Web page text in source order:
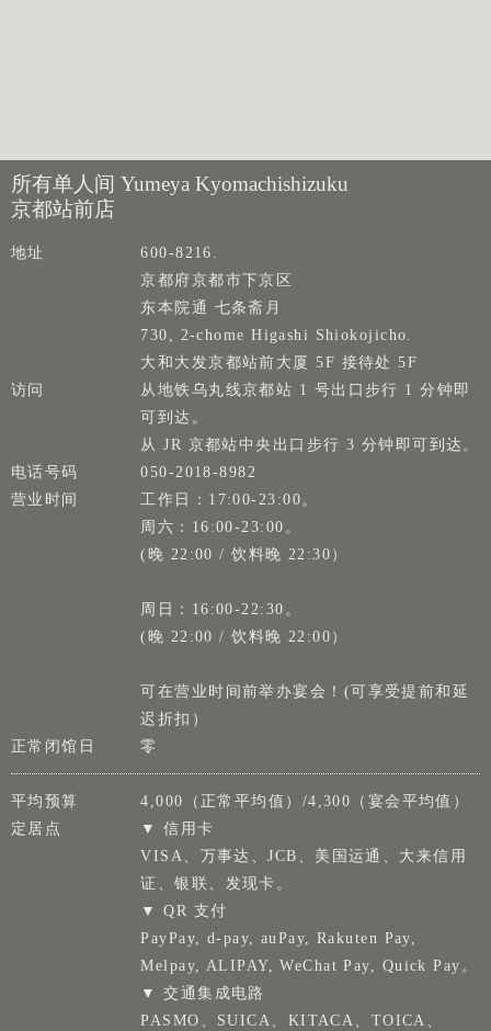
所有单人间 Yumeya Kyomachishizuku
京都站前店
地址
600-8216.
京都府京都市下京区
东本院通 七条斋月
730, 2-chome Higashi Shiokojicho.
大和大发京都站前大厦 5F 接待处 5F
访问
从地铁乌丸线京都站 1 号出口步行 1 分钟即
可到达。
从 JR 京都站中央出口步行 3 分钟即可到达。
电话号码
050-2018-8982
营业时间
工作日：17:00-23:00。
周六：16:00-23:00。
(晚 22:00 / 饮料晚 22:30）
周日：16:00-22:30。
(晚 22:00 / 饮料晚 22:00）
可在营业时间前举办宴会！(可享受提前和延
迟折扣）
正常闭馆日
零
平均预算
4,000（正常平均值）/4,300（宴会平均值）
定居点
▼ 信用卡
VISA、万事达、JCB、美国运通、大来信用
证、银联、发现卡。
▼ QR 支付
PayPay, d-pay, auPay, Rakuten Pay,
Melpay, ALIPAY, WeChat Pay, Quick Pay。
▼ 交通集成电路
PASMO、SUICA、KITACA、TOICA、